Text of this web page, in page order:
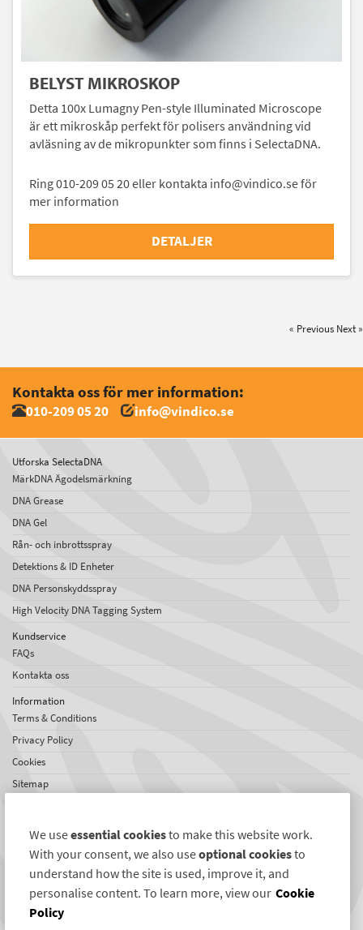
BELYST MIKROSKOP
Detta 100x Lumagny Pen-style Illuminated Microscope
är ett mikroskåp perfekt för polisers användning vid
avläsning av de mikropunkter som finns i SelectaDNA.
Ring 010-209 05 20 eller kontakta info@vindico.se för
mer information
DETALJER
« Previous Next »
Kontakta oss för mer information:
010-209 05 20 info@vindico.se
Utforska SelectaDNA
MärkDNA Ägodelsmärkning
DNA Grease
DNA Gel
Rån- och inbrottsspray
Detektions & ID Enheter
DNA Personskyddsspray
High Velocity DNA Tagging System
Kundservice
FAQs
Kontakta oss
Information
Terms & Conditions
Privacy Policy
Cookies
Sitemap
Jobs
Omdömen
Internationellt nätverk
Nyheter
We useessential cookiesto make this website work.
With your consent, we also useoptional cookiesto
understand how the site is used, improve it, and
personalise content. To learn more, view our Cookie
Policy